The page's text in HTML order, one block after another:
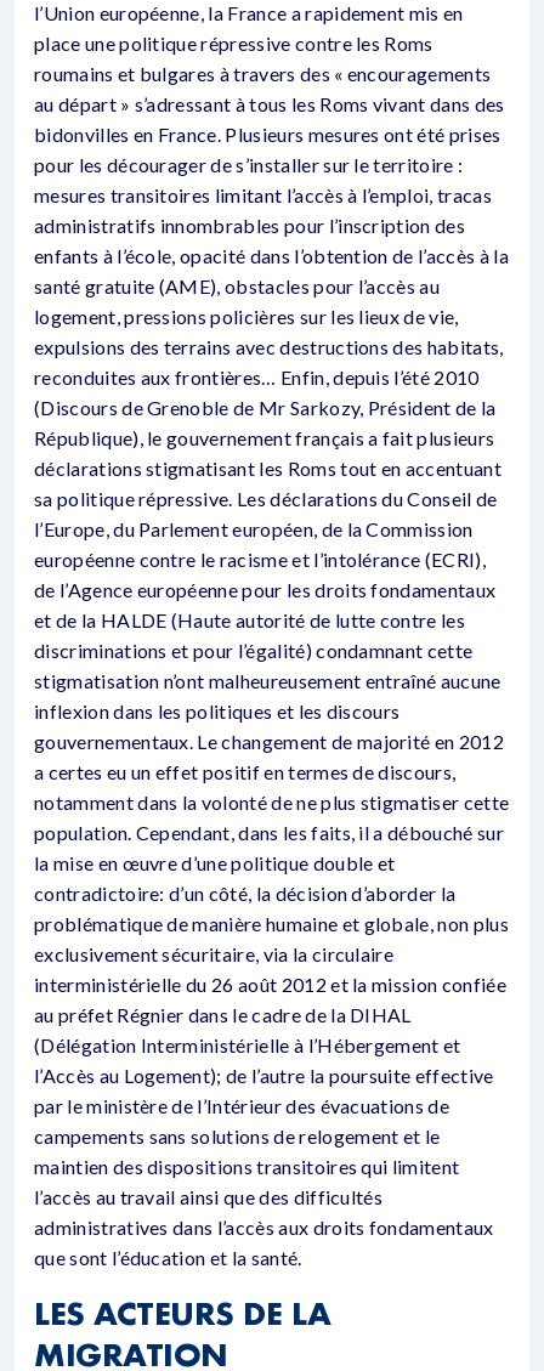
l’Union européenne, la France a rapidement mis en
place une politique répressive contre les Roms
roumains et bulgares à travers des « encouragements
au départ » s’adressant à tous les Roms vivant dans des
bidonvilles en France. Plusieurs mesures ont été prises
pour les décourager de s’installer sur le territoire :
mesures transitoires limitant l’accès à l’emploi, tracas
administratifs innombrables pour l’inscription des
enfants à l’école, opacité dans l’obtention de l’accès à la
santé gratuite (AME), obstacles pour l’accès au
logement, pressions policières sur les lieux de vie,
expulsions des terrains avec destructions des habitats,
reconduites aux frontières… Enfin, depuis l’été 2010
(Discours de Grenoble de Mr Sarkozy, Président de la
République), le gouvernement français a fait plusieurs
déclarations stigmatisant les Roms tout en accentuant
sa politique répressive. Les déclarations du Conseil de
l’Europe, du Parlement européen, de la Commission
européenne contre le racisme et l’intolérance (ECRI),
de l’Agence européenne pour les droits fondamentaux
et de la HALDE (Haute autorité de lutte contre les
discriminations et pour l’égalité) condamnant cette
stigmatisation n’ont malheureusement entraîné aucune
inflexion dans les politiques et les discours
gouvernementaux. Le changement de majorité en 2012
a certes eu un effet positif en termes de discours,
notamment dans la volonté de ne plus stigmatiser cette
population. Cependant, dans les faits, il a débouché sur
la mise en œuvre d’une politique double et
contradictoire: d’un côté, la décision d’aborder la
problématique de manière humaine et globale, non plus
exclusivement sécuritaire, via la circulaire
interministérielle du 26 août 2012 et la mission confiée
au préfet Régnier dans le cadre de la DIHAL
(Délégation Interministérielle à l’Hébergement et
l’Accès au Logement); de l’autre la poursuite effective
par le ministère de l’Intérieur des évacuations de
campements sans solutions de relogement et le
maintien des dispositions transitoires qui limitent
l’accès au travail ainsi que des difficultés
administratives dans l’accès aux droits fondamentaux
que sont l’éducation et la santé.
LES ACTEURS DE LA
MIGRATION